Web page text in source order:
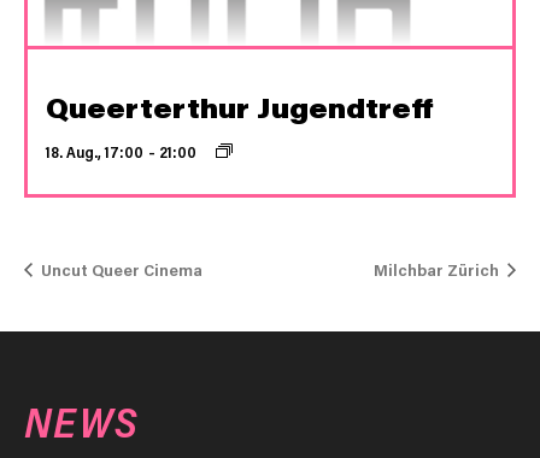
Queerterthur Jugendtreff
18. Aug., 17:00 – 21:00
Uncut Queer Cinema Milchbar Zürich
NEWS